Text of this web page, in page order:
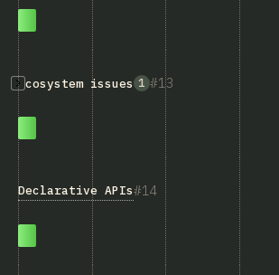
13
Ecosystem issues 1
14
Declarative APIs